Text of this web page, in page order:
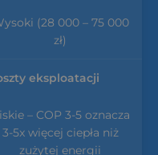
(28 000 – 75 000
zł)
eksploatacji
– COP 3-5 oznacza
3-5x więcej ciepła niż
zużytej energii